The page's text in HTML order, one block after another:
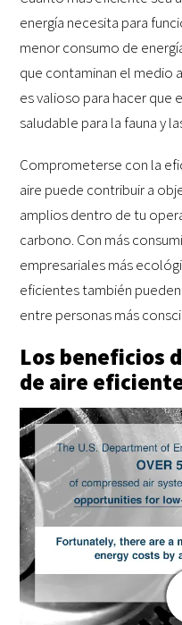
energía necesita para
menor consumo de
que contaminan el medio
es valioso para hacer que
saludable para la fauna y
Comprometerse con la
aire puede contribuir a
amplios dentro de tu
carbono. Con más
empresariales más
eficientes también
entre personas más
Los beneficios
de aire